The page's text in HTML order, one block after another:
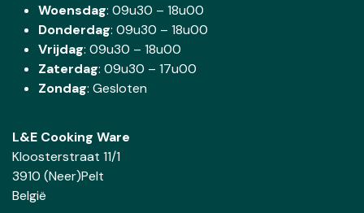
Woensdag: 09u30 – 18u00
Donderdag: 09u30 – 18u00
Vrijdag: 09u30 – 18u00
Zaterdag: 09u30 – 17u00
Zondag: Gesloten
L&E Cooking Ware
Kloosterstraat 11/1
3910 (Neer)Pelt
België